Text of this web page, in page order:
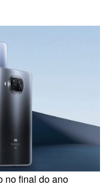
no final do ano